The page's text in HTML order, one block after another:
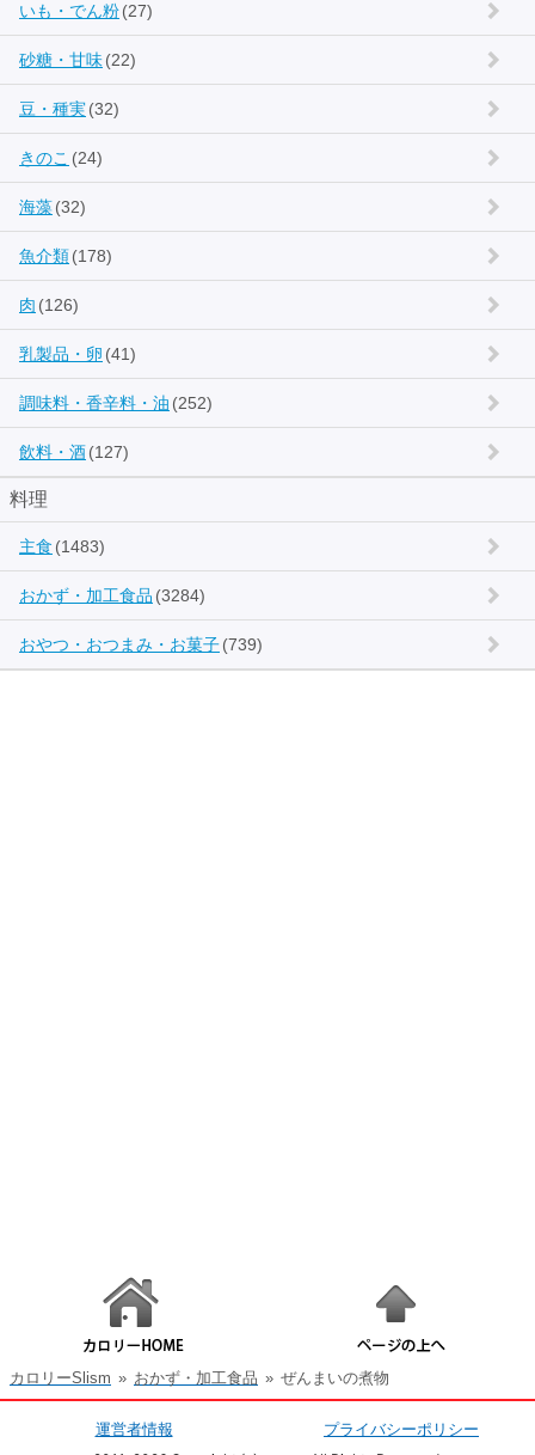
いも・でん粉(27)
砂糖・甘味(22)
豆・種実(32)
きのこ (24)
海藻(32)
魚介類(178)
肉 (126)
乳製品・卵 (41)
調味料・香辛料・油 (252)
飲料・酒(127)
料理
主食 (1483)
おかず・加工食品 (3284)
おやつ・おつまみ・お菓子(739)
カロリーSlism » おかず・加工食品 » ぜんまいの煮物
運営者情報 プライバシーポリシー